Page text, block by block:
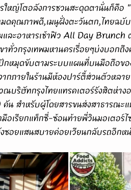
ใหญ่โตอลังการชวนสะดุดตานั่นก็คื
เมดคุณภาพดี,เมนูฝั่งตะวันตก,ไทยฉ
และอาหารเช้าฟิว All Day Brunch
วกรุงเทพมหานครเรื่อยๆบ่งบอกถึง
กหมุดขับตามระบบแผนที่บนมือถือข
กภายในร้านมีห้องปาร์ตี้ส่วนตัวหลา
บริษัทกรุงไทยแทรคเตอร์รังสิตห่าง
น สำหรับผู้โดยสารขนส่งสาธารณะ
เรียกแท็กซี่-ซ้อนท้ายพี่วินมอเตอร์ไ
อยแสนสบายค่อยเวียนกลับรถอีกห